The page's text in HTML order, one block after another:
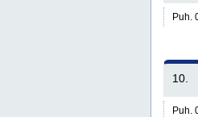
Puh.
10.
Puh.